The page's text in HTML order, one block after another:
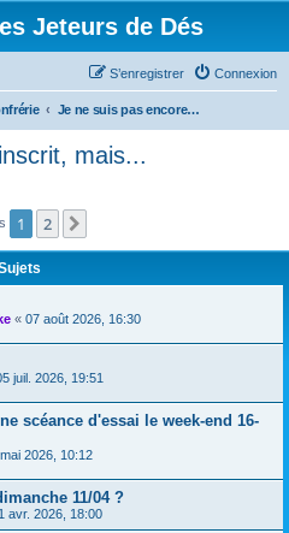
Jeteurs de Dés
Connexion
S’enregistrer
Je ne suis pas encore inscrit, mais...
mais...
1 2
« 07 août 2026, 16:30
juil. 2026, 19:51
scéance d'essai le week-end 16-
2026, 10:12
11/04 ?
avr. 2026, 18:00